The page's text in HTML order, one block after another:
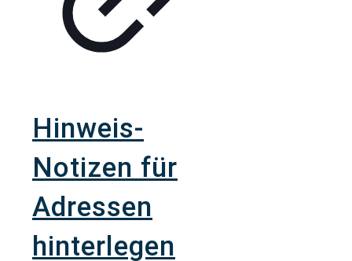
Hinweis-
Notizen für
Adressen
hinterlegen